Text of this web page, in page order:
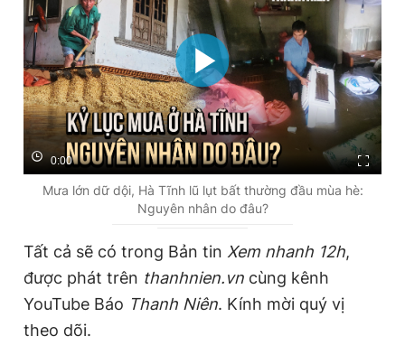
0:00
Mưa lớn dữ dội, Hà Tĩnh lũ lụt bất thường đầu mùa hè:
Nguyên nhân do đâu?
Tất cả sẽ có trong Bản tin Xem nhanh 12h,
được phát trên thanhnien.vn cùng kênh
YouTube Báo Thanh Niên. Kính mời quý vị
theo dõi.